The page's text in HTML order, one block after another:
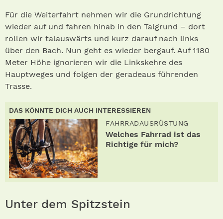
Für die Weiterfahrt nehmen wir die Grundrichtung
wieder auf und fahren hinab in den Talgrund – dort
rollen wir talauswärts und kurz darauf nach links
über den Bach. Nun geht es wieder bergauf. Auf 1180
Meter Höhe ignorieren wir die Linkskehre des
Hauptweges und folgen der geradeaus führenden
Trasse.
DAS KÖNNTE DICH AUCH INTERESSIEREN
FAHRRADAUSRÜSTUNG
Welches Fahrrad ist das
Richtige für mich?
Unter dem Spitzstein